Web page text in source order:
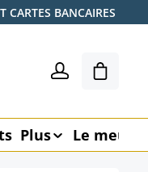
CARTES BANCAIRES
Le
Plus Le